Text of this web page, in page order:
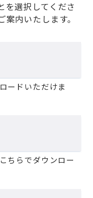
を選択してくださ
内いたします。
ードいただけま
ちらでダウンロー